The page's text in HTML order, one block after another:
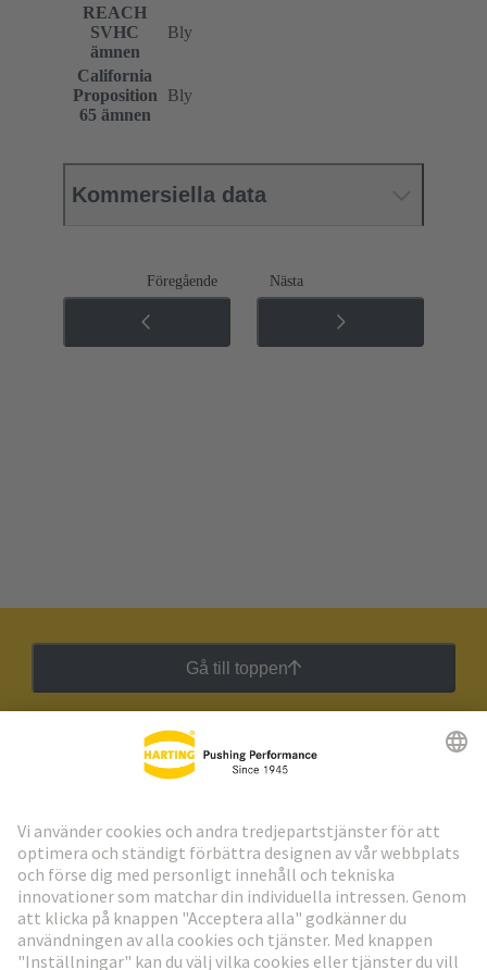
REACH
SVHC
ämnen
Bly
California
Proposition
65 ämnen
Bly
Kommersiella data
Föregående Nästa
Gå till toppen
HARTING:s nyhetsbrev
Gå till registrering
Social Media